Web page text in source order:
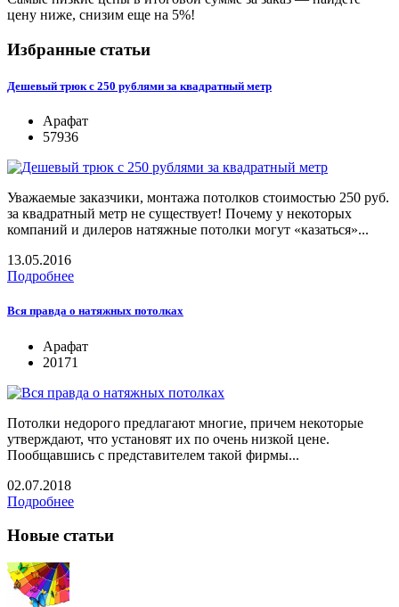
цену ниже, снизим еще на 5%!
Избранные статьи
Дешевый трюк с 250 рублями за квадратный метр
Арафат
57936
Уважаемые заказчики, монтажа потолков стоимостью 250 руб.
за квадратный метр не существует! Почему у некоторых
компаний и дилеров натяжные потолки могут «казаться»...
13.05.2016
Подробнее
Вся правда о натяжных потолках
Арафат
20171
Потолки недорого предлагают многие, причем некоторые
утверждают, что установят их по очень низкой цене.
Пообщавшись с представителем такой фирмы...
02.07.2018
Подробнее
Новые статьи